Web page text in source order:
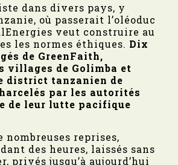
dans divers pays, y
où passerait l’oléoduc
veut construire au
les normes éthiques. Dix
de GreenFaith,
villages de Golimba et
district tanzanien de
par les autorités
de leur lutte pacifique
nombreuses reprises,
des heures, laissés sans
privés jusqu’à aujourd’hui